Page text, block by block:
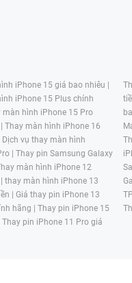
iPhone 15 giá bao nhiêu |
iPhone 15 Plus chính
màn hình iPhone 15 Pro
Thay màn hình iPhone 16
Dịch vụ thay màn hình
| Thay pin Samsung Galaxy
màn hình iPhone 12
thay màn hình iPhone 13
| Giá thay pin iPhone 13
hãng | Thay pin iPhone 15
Thay pin iPhone 11 Pro giá